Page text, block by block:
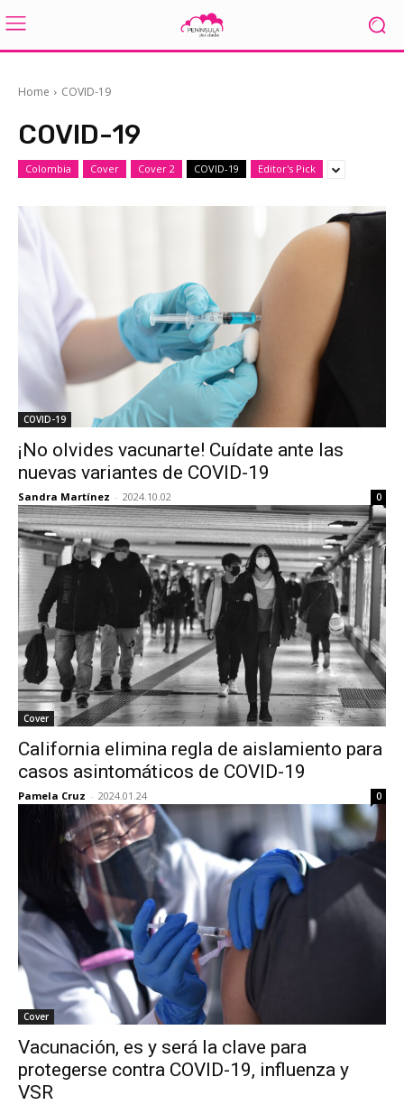
Home COVID-19
COVID-19
Colombia Cover Cover 2 COVID-19 Editor's Pick
COVID-19
¡No olvides vacunarte! Cuídate ante las
nuevas variantes de COVID-19
Sandra Martínez - 2024.10.02 0
Cover
California elimina regla de aislamiento para
casos asintomáticos de COVID-19
Pamela Cruz - 2024.01.24 0
Cover
Vacunación, es y será la clave para
protegerse contra COVID-19, influenza y
VSR